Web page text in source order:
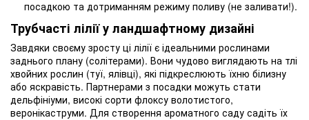
посадкою та дотриманням режиму поливу (не заливати!).
Трубчасті лілії у ландшафтному дизайні
Завдяки своєму зросту ці лілії є ідеальними рослинами
заднього плану (солітерами). Вони чудово виглядають на тлі
хвойних рослин (туї, ялівці), які підкреслюють їхню білизну
або яскравість. Партнерами з посадки можуть стати
дельфініуми, високі сорти флоксу волотистого,
веронікаструми. Для створення ароматного саду садіть їх